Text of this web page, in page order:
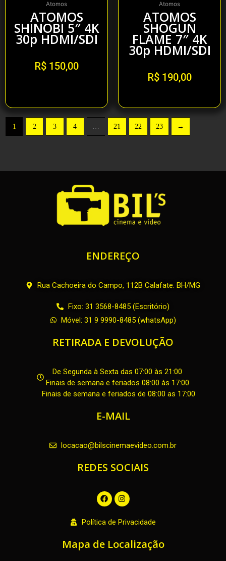
Atomos
ATOMOS
SHINOBI 5″ 4K
30p HDMI/SDI
R$150,00
Atomos
ATOMOS
SHOGUN
FLAME 7″ 4K
30p HDMI/SDI
R$190,00
1 2 3 4 … 21 22 23 →
ENDEREÇO
Rua Cachoeira do Campo, 112B Calafate. BH/MG
Fixo: 31 3568-8485 (Escritório)
Móvel: 31 9 9990-8485 (whatsApp)
RETIRADA E DEVOLUÇÃO
De Segunda à Sexta das 07:00 às 21:00
Finais de semana e feriados 08:00 às 17:00
Finais de semana e feriados de 08:00 as 17:00
E-MAIL
locacao@bilscinemaevideo.com.br
REDES SOCIAIS
F
a
c
b
o
k
I
n
s
t
a
r
a
Política de Privacidade
Mapa de Localização